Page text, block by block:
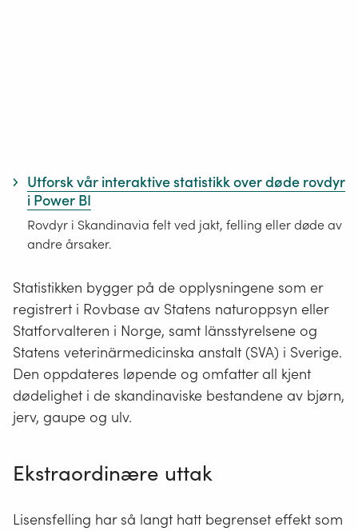
Utforsk vår interaktive statistikk over døde rovdyr
i Power BI
Rovdyr i Skandinavia felt ved jakt, felling eller døde av
andre årsaker.
Statistikken bygger på de opplysningene som er
registrert i Rovbase av Statens naturoppsyn eller
Statforvalteren i Norge, samt länsstyrelsene og
Statens veterinärmedicinska anstalt (SVA) i Sverige.
Den oppdateres løpende og omfatter all kjent
dødelighet i de skandinaviske bestandene av bjørn,
jerv, gaupe og ulv.
Ekstraordinære uttak
Lisensfelling har så langt hatt begrenset effekt som